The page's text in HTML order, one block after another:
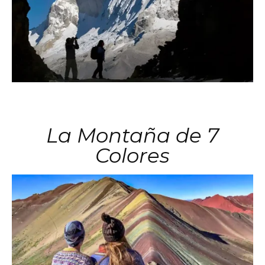
La Montaña de 7
Colores